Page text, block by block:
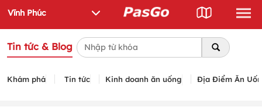
Tin tức & Blog
Khám phá Tin tức Kinh doanh ăn uống Địa Điểm Ăn